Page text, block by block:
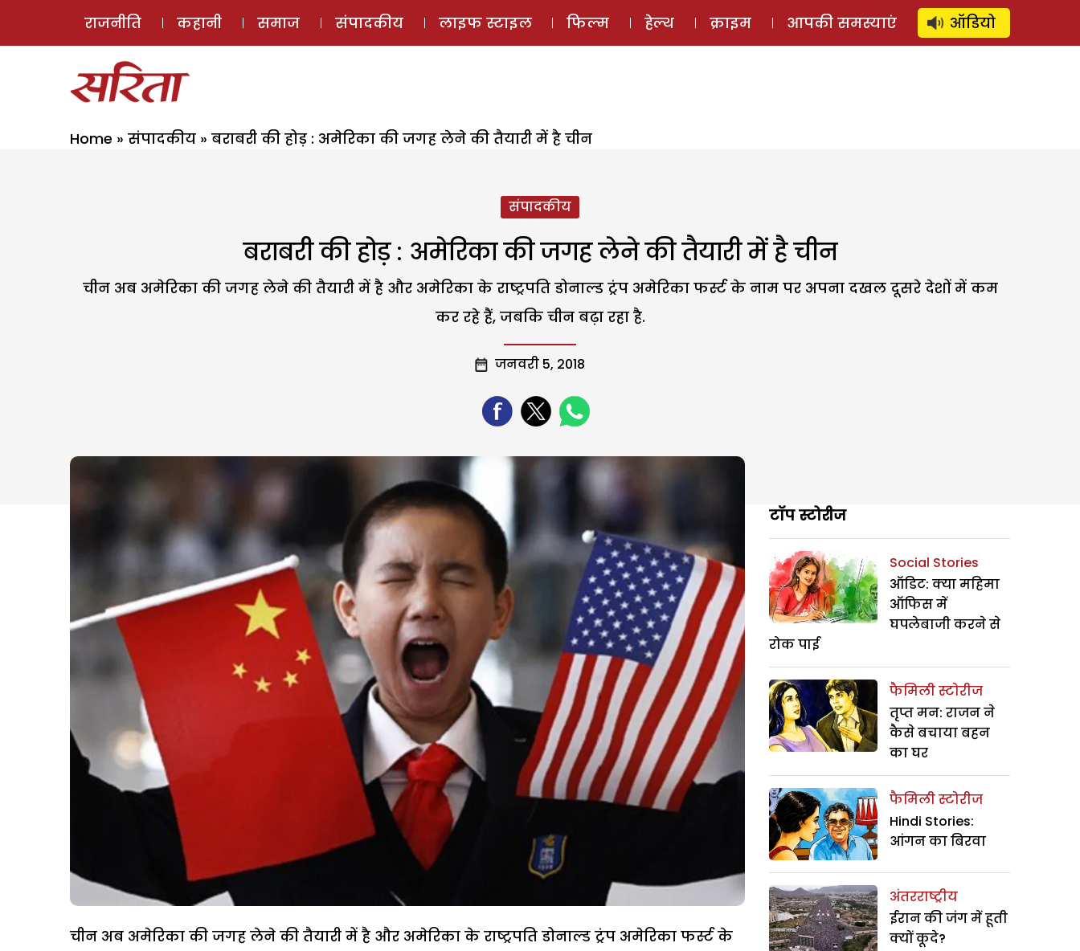
ई-मैगज़ीन ऑडियो स्टोरी लॉग इन ⚲ SUBSCRIBE
राजनीति कहानी समाज संपादकीय लाइफ स्टाइल फिल्म हेल्थ क्राइम आपकी समस्याएं ऑडियो
Home » संपादकीय » बराबरी की होड़ : अमेरिका की जगह लेने की तैयारी में है चीन
संपादकीय
बराबरी की होड़ : अमेरिका की जगह लेने की तैयारी में है चीन
चीन अब अमेरिका की जगह लेने की तैयारी में है और अमेरिका के राष्ट्रपति डोनाल्ड ट्रंप अमेरिका फर्स्ट के नाम पर अपना दखल दूसरे देशों में कम
कर रहे हैं, जबकि चीन बढ़ा रहा है.
जनवरी 5, 2018
चीन अब अमेरिका की जगह लेने की तैयारी में है और अमेरिका के राष्ट्रपति डोनाल्ड ट्रंप अमेरिका फर्स्ट के
टॉप स्टोरीज
Social Stories
ऑडिट: क्या महिमा
ऑफिस में
घपलेबाजी करने से
रोक पाई
फैमिली स्टोरीज
तृप्त मन: राजन ने
कैसे बचाया बहन
का घर
फैमिली स्टोरीज
Hindi Stories:
आंगन का बिरवा
अंतरराष्ट्रीय
ईरान की जंग में हूती
क्यों कूदे?